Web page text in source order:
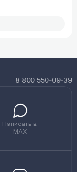
8 800 550-09-39
Написать в
MAX